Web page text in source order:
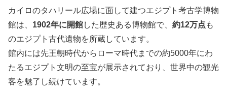
カイロのタハリール広場に面して建つエジプト考古学博物
館は、 1902年に開館した歴史ある博物館で、 約12万点 も
のエジプト古代遺物を所蔵しています。
館内には先王朝時代からローマ時代までの約5000年にわ
たるエジプト文明の至宝が展示されており、世界中の観光
客を魅了し続けています。